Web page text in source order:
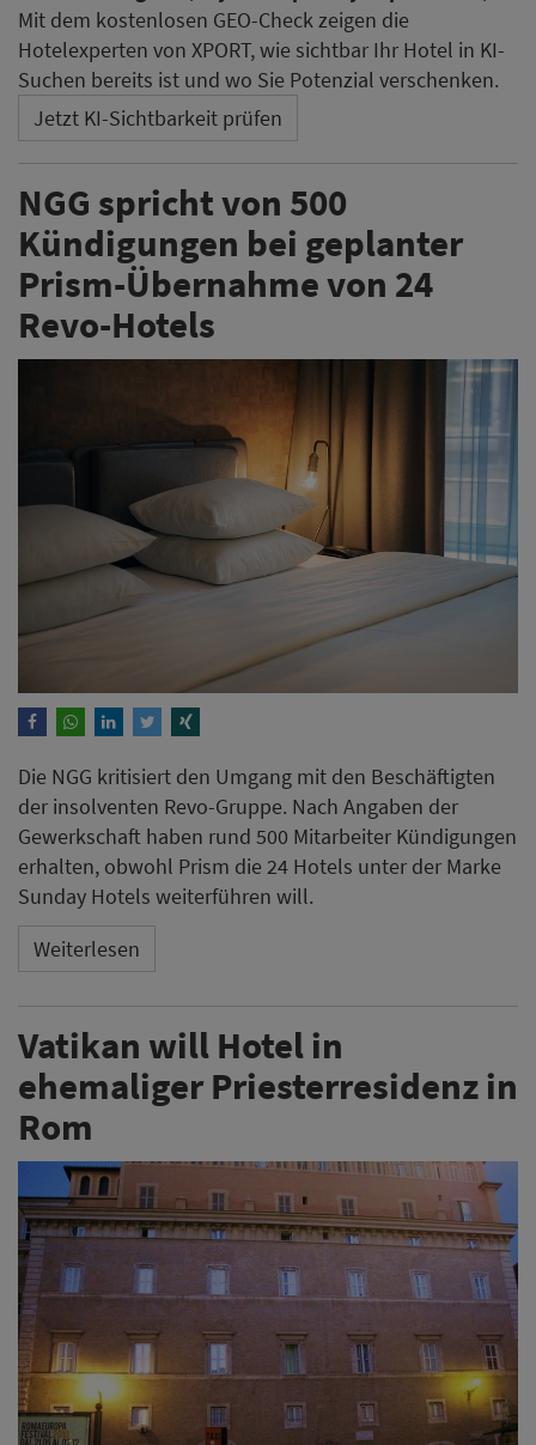
Mit dem kostenlosen GEO-Check zeigen die
Hotelexperten von XPORT, wie sichtbar Ihr Hotel in KI-
Suchen bereits ist und wo Sie Potenzial verschenken.
Jetzt KI-Sichtbarkeit prüfen
NGG spricht von 500
Kündigungen bei geplanter
Prism-Übernahme von 24
Revo-Hotels
Die NGG kritisiert den Umgang mit den Beschäftigten
der insolventen Revo-Gruppe. Nach Angaben der
Gewerkschaft haben rund 500 Mitarbeiter Kündigungen
erhalten, obwohl Prism die 24 Hotels unter der Marke
Sunday Hotels weiterführen will.
Weiterlesen
Vatikan will Hotel in
ehemaliger Priesterresidenz in
Rom